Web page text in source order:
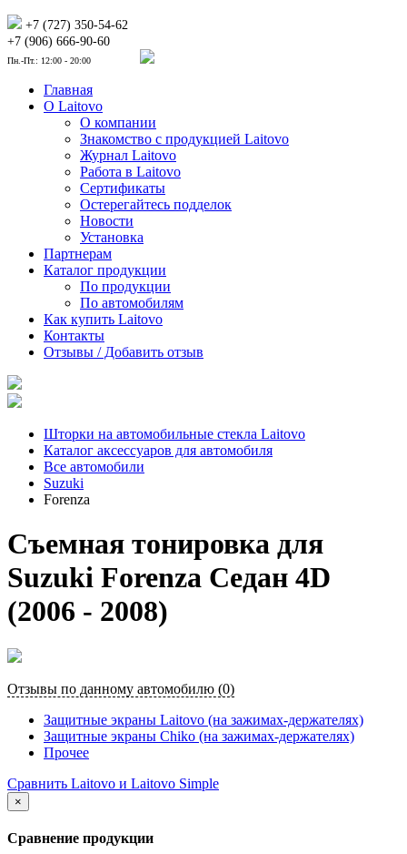
+7 (727) 350-54-62
+7 (906) 666-90-60
Пн.-Пт.: 12:00 - 20:00
Главная
О Laitovo
О компании
Знакомство с продукцией Laitovo
Журнал Laitovo
Работа в Laitovo
Сертификаты
Остерегайтесь подделок
Новости
Установка
Партнерам
Каталог продукции
По продукции
По автомобилям
Как купить Laitovo
Контакты
Отзывы / Добавить отзыв
Шторки на автомобильные стекла Laitovo
Каталог аксессуаров для автомобиля
Все автомобили
Suzuki
Forenza
Съемная тонировка для
Suzuki Forenza Седан 4D
(2006 - 2008)
Отзывы по данному автомобилю (0)
Защитные экраны Laitovo (на зажимах-держателях)
Защитные экраны Chiko (на зажимах-держателях)
Прочее
Сравнить Laitovo и Laitovo Simple
×
Сравнение продукции